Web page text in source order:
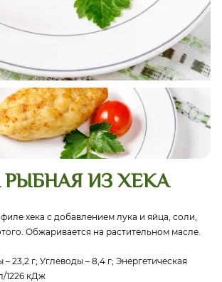
ИЗ ХЕКА
хека с добавлением лука и яйца, соли,
Обжаривается на растительном масле.
23,2 г; Углеводы – 8,4 г; Энергетическая
1226 кДж